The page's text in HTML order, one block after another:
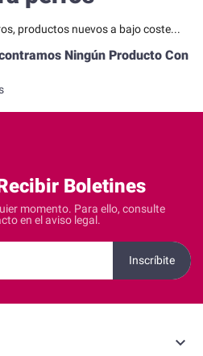
productos nuevos a bajo coste...
Ningún Producto Con
Boletines
momento. Para ello, consulte
en el aviso legal.
keyboard_arrow_down